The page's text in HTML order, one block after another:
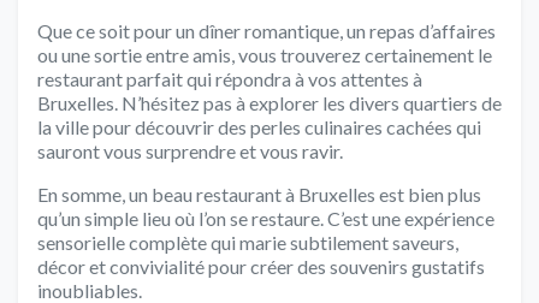
Que ce soit pour un dîner romantique, un repas d’affaires
ou une sortie entre amis, vous trouverez certainement le
restaurant parfait qui répondra à vos attentes à
Bruxelles. N’hésitez pas à explorer les divers quartiers de
la ville pour découvrir des perles culinaires cachées qui
sauront vous surprendre et vous ravir.
En somme, un beau restaurant à Bruxelles est bien plus
qu’un simple lieu où l’on se restaure. C’est une expérience
sensorielle complète qui marie subtilement saveurs,
décor et convivialité pour créer des souvenirs gustatifs
inoubliables.